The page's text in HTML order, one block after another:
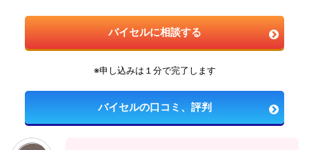
バイセルに相談する
※申し込みは１分で完了します
バイセルの口コミ、評判